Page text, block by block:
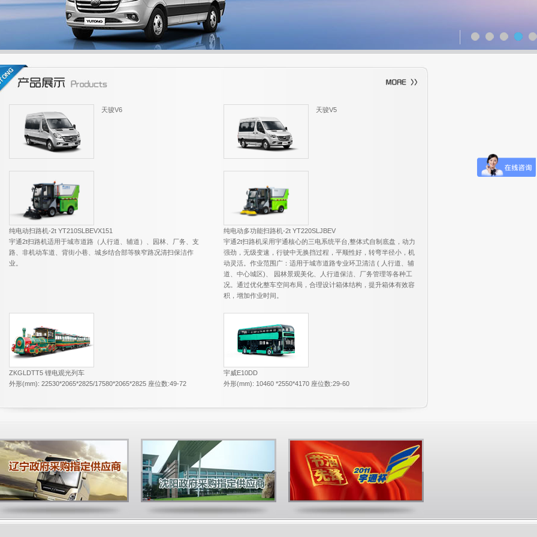
天骏V6 天骏V5
纯电动扫路机-2t YT210SLBEVX151
宇通2t扫路机适用于城市道路（人行道、辅道）、园林、厂务、支
路、非机动车道、背街小巷、城乡结合部等狭窄路况清扫保洁作
业。
纯电动多功能扫路机-2t YT220SLJBEV
宇通2t扫路机采用宇通核心的三电系统平台,整体式自制底盘，动力
强劲，无级变速，行驶中无换挡过程，平顺性好，转弯半径小，机
动灵活。作业范围广：适用于城市道路专业环卫清洁 ( 人行道、辅
道、中心城区)、 园林景观美化、人行道保洁、厂务管理等各种工
况。通过优化整车空间布局，合理设计箱体结构，提升箱体有效容
积，增加作业时间。
ZKGLDTT5 锂电观光列车
外形(mm): 22530*2065*2825/17580*2065*2825 座位数:49-72
宇威E10DD
外形(mm): 10460 *2550*4170 座位数:29-60